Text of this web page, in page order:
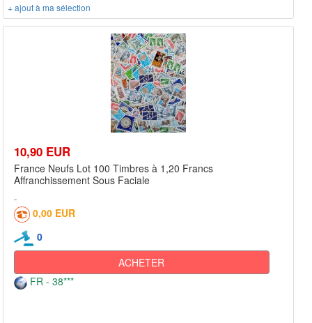
+ ajout à ma sélection
10,90 EUR
France Neufs Lot 100 Timbres à 1,20 Francs
Affranchissement Sous Faciale
0,00 EUR
0
ACHETER
FR - 38***